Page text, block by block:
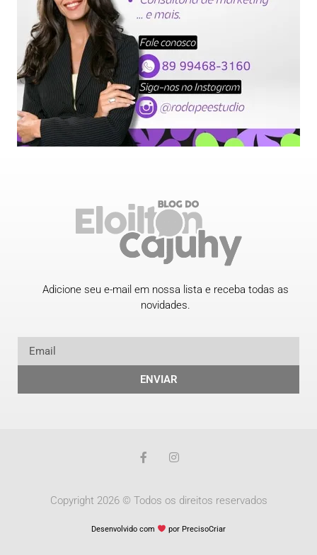
Adicione seu e-mail em nossa lista e receba todas as
novidades.
ENVIAR
Copyright 2026 © Todos os direitos reservados
Desenvolvido com por PrecisoCriar